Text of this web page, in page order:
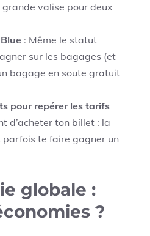
valise pour deux =
: Même le statut
sur les bagages (et
bagage en soute gratuit
pour repérer les tarifs
d’acheter ton billet : la
te faire gagner un
globale :
?